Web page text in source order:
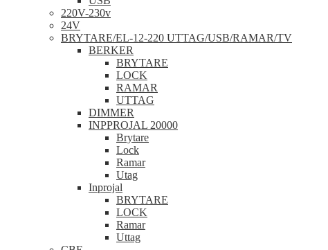
220V-230v
24V
BRYTARE/EL-12-220 UTTAG/USB/RAMAR/TV
BERKER
BRYTARE
LOCK
RAMAR
UTTAG
DIMMER
INPPROJAL 20000
Brytare
Lock
Ramar
Utag
Inprojal
BRYTARE
LOCK
Ramar
Uttag